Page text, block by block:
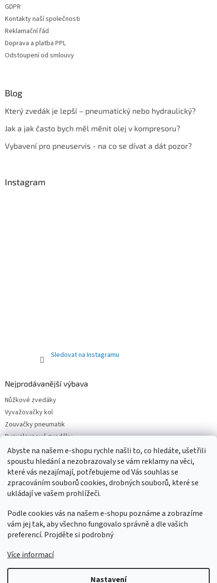
Abyste na našem e-shopu rychle našli to, co hledáte, ušetřili
spoustu hledání a nezobrazovaly se vám reklamy na věci,
které vás nezajímají, potřebujeme od Vás souhlas se
zpracováním souborů cookies, drobných souborů, které se
ukládají ve vašem prohlížeči.
Podle cookies vás na našem e-shopu poznáme a zobrazíme
vám jej tak, aby všechno fungovalo správně a dle vašich
preferencí. Projděte si podrobný
Více informací
Nastavení
GDPR
Kontakty naší společnosti
Reklamační řád
Doprava a platba PPL
Odstoupení od smlouvy
Blog
Který zvedák je lepší – pneumatický nebo hydraulický?
Jak a jak často bych měl měnit olej v kompresoru?
Vybavení pro pneuservis - na co se dívat a dát pozor?
Instagram
Sledovat na Instagramu
Nejprodávanější výbava
Nůžkové zvedáky
Vyvažovačky kol
Zouvačky pneumatik
Dvousloupové zvedáky
Pneuservisní sety
Čtyřsloupové zvedáky
Jednosloupové zvedáky